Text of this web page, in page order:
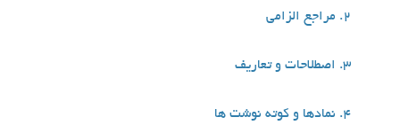
2. مراجع الزامی
3. اصطلاحات و تعاریف
4. نمادها و کوته نوشت ها